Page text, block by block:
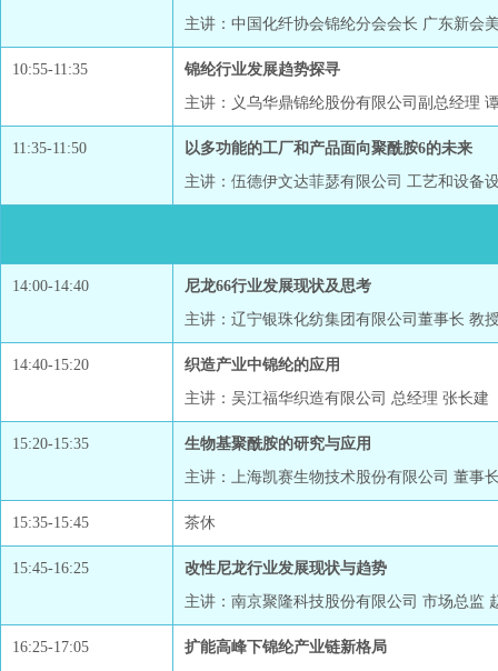
主讲：中国化纤协会锦纶分会会长 广东新会
10:55-11:35
锦纶行业发展趋势探寻
主讲：义乌华鼎锦纶股份有限公司副总经理
11:35-11:50
以多功能的工厂和产品面向聚酰胺6的未来
主讲：伍德伊文达菲瑟有限公司 工艺和设备
14:00-14:40
尼龙66行业发展现状及思考
主讲：辽宁银珠化纺集团有限公司董事长 教
14:40-15:20
织造产业中锦纶的应用
主讲：吴江福华织造有限公司 总经理 张长建
15:20-15:35
生物基聚酰胺的研究与应用
主讲：上海凯赛生物技术股份有限公司 董事
15:35-15:45 茶休
15:45-16:25
改性尼龙行业发展现状与趋势
主讲：南京聚隆科技股份有限公司 市场总监
16:25-17:05
扩能高峰下锦纶产业链新格局